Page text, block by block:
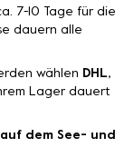
7-10 Tage für die
dauern alle
wählen DHL,
Lager dauert
auf dem See- und